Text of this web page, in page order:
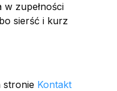
zupełności
sierść i kurz
stronie Kontakt